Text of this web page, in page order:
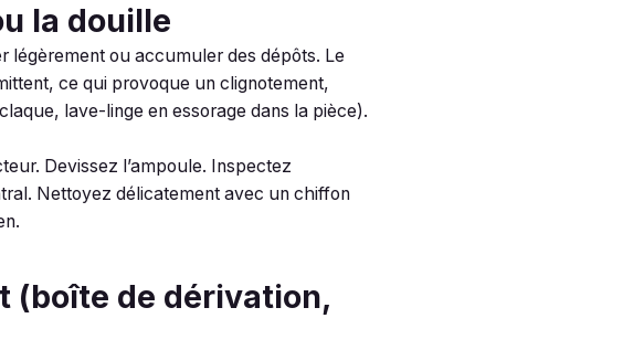
la douille
légèrement ou accumuler des dépôts. Le
ce qui provoque un clignotement,
lave-linge en essorage dans la pièce).
Devissez l’ampoule. Inspectez
Nettoyez délicatement avec un chiffon
(boîte de dérivation,